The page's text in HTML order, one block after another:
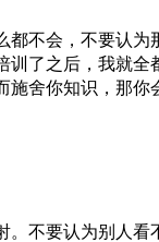
都不会，不要认为
训了之后，我就全
施舍你知识，那你
。不要认为别人看